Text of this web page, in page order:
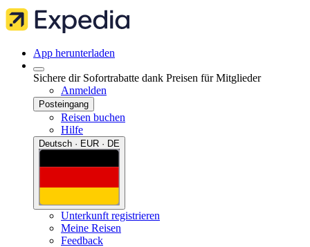
App herunterladen
Sichere dir Sofortrabatte dank Preisen für Mitglieder
Anmelden
Posteingang
Reisen buchen
Hilfe
Deutsch · EUR · DE
Unterkunft registrieren
Meine Reisen
Feedback